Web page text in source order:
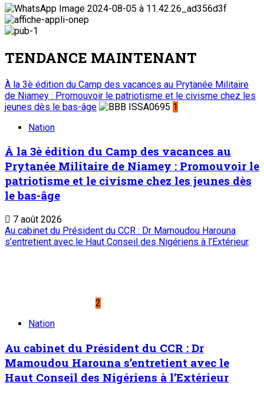
TENDANCE MAINTENANT
À la 3è édition du Camp des vacances au Prytanée Militaire
de Niamey : Promouvoir le patriotisme et le civisme chez les
jeunes dès le bas-âge
1
Nation
À la 3è édition du Camp des vacances au
Prytanée Militaire de Niamey : Promouvoir le
patriotisme et le civisme chez les jeunes dès
le bas-âge
7 août 2026
Au cabinet du Président du CCR : Dr Mamoudou Harouna
s’entretient avec le Haut Conseil des Nigériens à l’Extérieur
2
Nation
Au cabinet du Président du CCR : Dr
Mamoudou Harouna s’entretient avec le
Haut Conseil des Nigériens à l’Extérieur